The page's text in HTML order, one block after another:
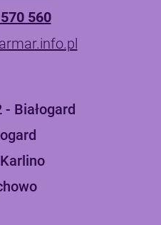
560
Białogard